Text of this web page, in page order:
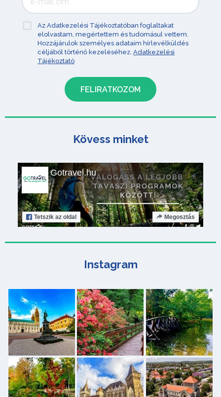
Az Adatkezelési Tájékoztatóban foglaltakat
elolvastam, megértettem és tudomásul vettem.
Hozzájárulok személyes adataim hírlevélküldés
céljából történő kezeléséhez. Adatkezelési
Tájékoztató
Kövess minket
Gotravel.hu
Tetszik az oldal Megosztás
Instagram